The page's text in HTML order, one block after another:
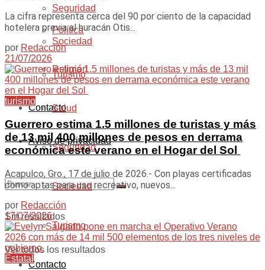
Seguridad
Sociedad
Turismo
Contacto
Aviso de privacidad
Sin resultados
Ver todos los resultados
Política
Religión
Salud
Seguridad
Sociedad
Turismo
Contacto
La cifra representa cerca del 90 por ciento de la capacidad
hotelera previa al huracán Otis...
por Redacción
21/07/2026
turismo
Guerrero estima 1.5 millones de turistas y más
de 13 mil 400 millones de pesos en derrama
económica este verano en el Hogar del Sol
Acapulco, Gro., 17 de julio de 2026.- Con playas certificadas
como aptas para uso recreativo, nuevos...
por Redacción
17/07/2026
Estatal